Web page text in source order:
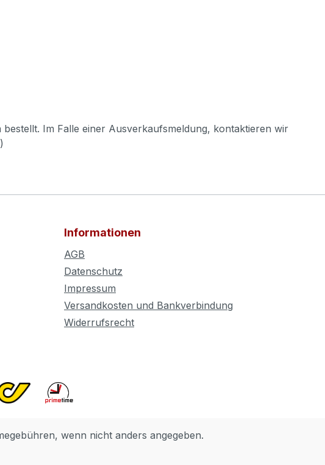
Im Falle einer Ausverkaufsmeldung, kontaktieren wir
Informationen
AGB
Datenschutz
Impressum
Versandkosten und Bankverbindung
Widerrufsrecht
wenn nicht anders angegeben.